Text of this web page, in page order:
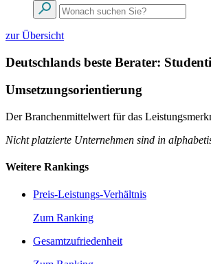
zur Übersicht
Deutschlands beste Berater:
Umsetzungsorientierung
Der Branchenmittelwert für das
Nicht platzierte Unternehmen sind in
Weitere Rankings
Preis-Leistungs-Verhältnis
Zum Ranking
Gesamtzufriedenheit